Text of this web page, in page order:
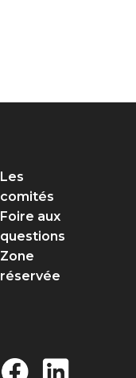
Les
comités
Foire aux
questions
Zone
réservée